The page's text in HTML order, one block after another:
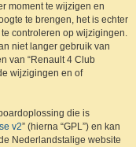
moment te wijzigen en
te brengen, het is echter
controleren op wijzigingen.
niet langer gebruik van
van “Renault 4 Club
wijzigingen en of
die is
v2” (hierna “GPL”) en kan
Nederlandstalige website